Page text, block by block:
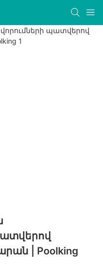
| Poolking